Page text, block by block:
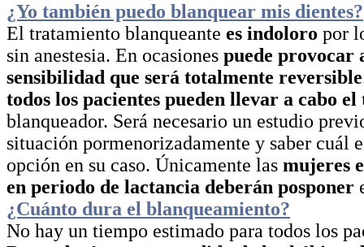
¿Yo también puedo blanquear mis dientes?
El tratamiento blanqueante es indoloro por
sin anestesia. En ocasiones puede provocar
sensibilidad que será totalmente reversible
todos los pacientes pueden llevar a cabo
blanqueador. Será necesario un estudio
situación pormenorizadamente y saber cuál
opción en su caso. Únicamente las mujeres
en periodo de lactancia deberán posponer
¿Cuánto dura el blanqueamiento?
No hay un tiempo estimado para todos los